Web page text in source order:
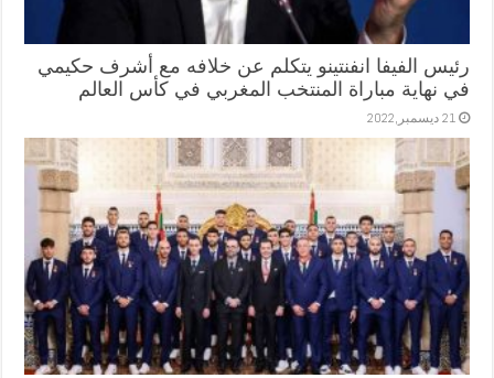
رئيس الفيفا انفنتينو يتكلم عن خلافه مع أشرف حكيمي
في نهاية مباراة المنتخب المغربي في كأس العالم
21 ديسمبر,2022